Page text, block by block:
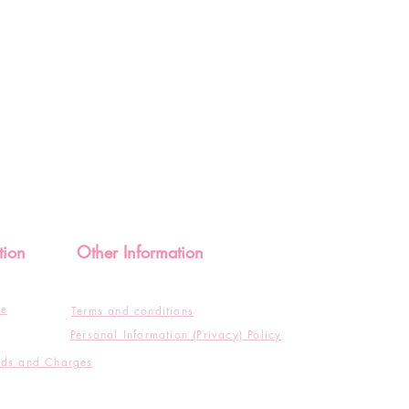
Other Information
Terms and conditions
Personal Information (Privacy) Policy
and Charges